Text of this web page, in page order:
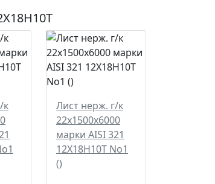
к
Лист нерж. г/к
22х1500х6000
марки AISI 321
12Х18Н10Т No1
()